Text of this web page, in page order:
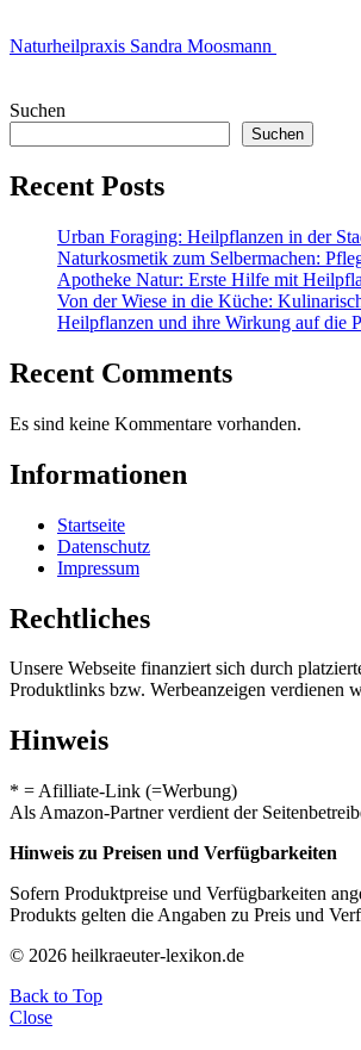
Naturheilpraxis Sandra Moosmann
Suchen
Suchen
Recent Posts
Urban Foraging: Heilpflanzen in der
Naturkosmetik zum Selbermachen:
Apotheke Natur: Erste Hilfe mit
Von der Wiese in die Küche:
Heilpflanzen und ihre Wirkung auf die
Recent Comments
Es sind keine Kommentare vorhanden.
Informationen
Startseite
Datenschutz
Impressum
Rechtliches
Unsere Webseite finanziert sich durch
Produktlinks bzw. Werbeanzeigen verdienen
Hinweis
* = Afilliate-Link (=Werbung)
Als Amazon-Partner verdient der
Hinweis zu Preisen und Verfügbarkeiten
Sofern Produktpreise und Verfügbarkeiten
Produkts gelten die Angaben zu Preis und
© 2026 heilkraeuter-lexikon.de
Back to Top
Close